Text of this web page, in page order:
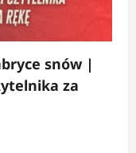
snów |
za